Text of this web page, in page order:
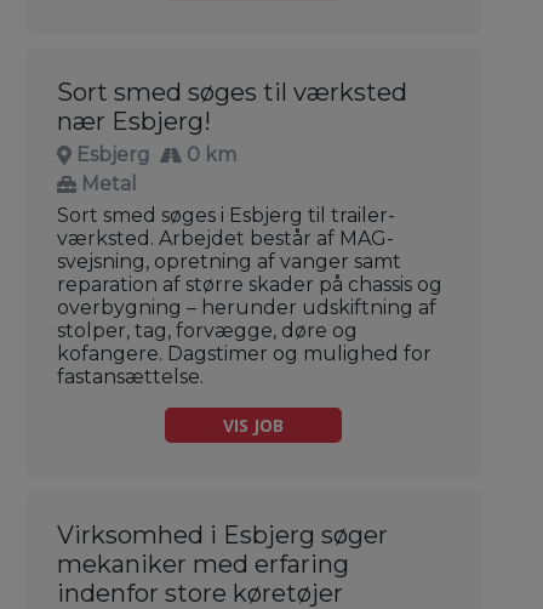
Sort smed søges til værksted
nær Esbjerg!
Esbjerg
0 km
Metal
Sort smed søges i Esbjerg til trailer-
værksted. Arbejdet består af MAG-
svejsning, opretning af vanger samt
reparation af større skader på chassis og
overbygning – herunder udskiftning af
stolper, tag, forvægge, døre og
kofangere. Dagstimer og mulighed for
fastansættelse.
VIS JOB
Virksomhed i Esbjerg søger
mekaniker med erfaring
indenfor store køretøjer